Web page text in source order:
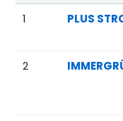
Beliebteste Tarife
1 PLUS
2